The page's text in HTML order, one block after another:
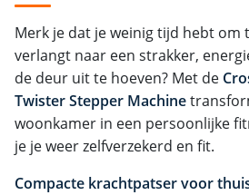
Merk je dat je weinig tijd hebt om
verlangt naar een strakker,
de deur uit te hoeven? Met de
Twister Stepper Machine
woonkamer in een persoonlijke
je je weer zelfverzekerd en fit.
Compacte krachtpatser voor